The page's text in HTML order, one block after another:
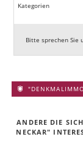
Kategorien
Bitte sprechen Sie
ANDERE DIE
NECKAR"